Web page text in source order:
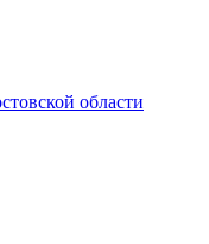
области